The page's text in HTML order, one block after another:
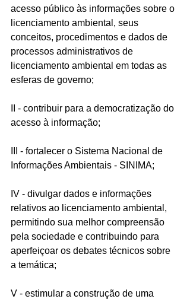
acesso público às informações sobre o
licenciamento ambiental, seus
conceitos, procedimentos e dados de
processos administrativos de
licenciamento ambiental em todas as
esferas de governo;
II - contribuir para a democratização do
acesso à informação;
III - fortalecer o Sistema Nacional de
Informações Ambientais - SINIMA;
IV - divulgar dados e informações
relativos ao licenciamento ambiental,
permitindo sua melhor compreensão
pela sociedade e contribuindo para
aperfeiçoar os debates técnicos sobre
a temática;
V - estimular a construção de uma